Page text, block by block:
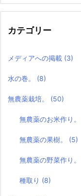
カテゴリー
メディアへの掲載 (3)
水の巻。 (8)
無農薬栽培。 (50)
無農薬のお米作り。
無農薬の果樹。 (5)
無農薬の野菜作り。
種取り (8)